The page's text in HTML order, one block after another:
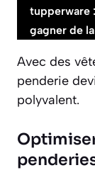
tupperware
gagner de
Avec des
penderie
polyvalent.